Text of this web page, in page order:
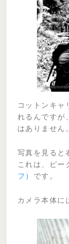
コットンキャ
れるんですが
はありません。
写真を見ると
これは、ピー
フ） です。
カメラ本体に